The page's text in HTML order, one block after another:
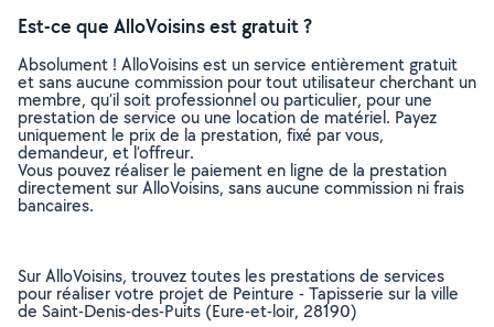
Est-ce que AlloVoisins est gratuit ?
Absolument ! AlloVoisins est un service entièrement gratuit
et sans aucune commission pour tout utilisateur cherchant un
membre, qu’il soit professionnel ou particulier, pour une
prestation de service ou une location de matériel. Payez
uniquement le prix de la prestation, fixé par vous,
demandeur, et l’offreur.
Vous pouvez réaliser le paiement en ligne de la prestation
directement sur AlloVoisins, sans aucune commission ni frais
bancaires.
Sur AlloVoisins, trouvez toutes les prestations de services
pour réaliser votre projet de Peinture - Tapisserie sur la ville
de Saint-Denis-des-Puits (Eure-et-loir, 28190)